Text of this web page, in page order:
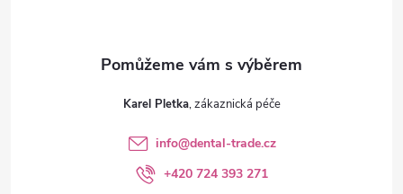
Karel Pletka
info@dental-trade.cz
+420 724 393 271